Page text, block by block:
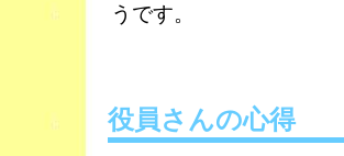
うです。
役員さんの心得